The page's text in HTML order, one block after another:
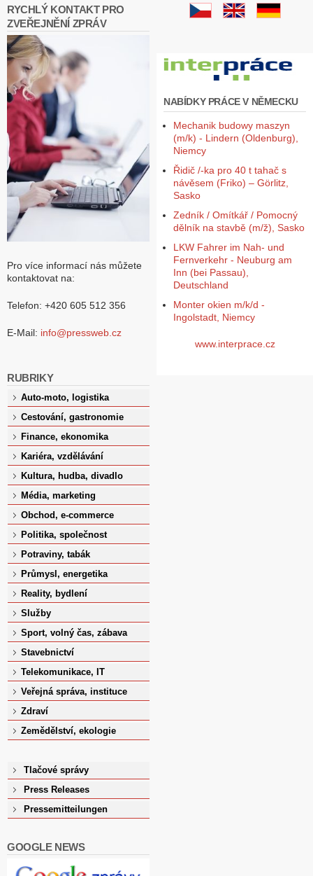
ž
i
t
ú
č
e
t
RYCHLÝ KONTAKT PRO
ZVEŘEJNĚNÍ ZPRÁV
Pro více informací nás můžete
kontaktovat na:
Telefon: +420 605 512 356
E-Mail: info@pressweb.cz
RUBRIKY
Auto-moto, logistika
Cestování, gastronomie
Finance, ekonomika
Kariéra, vzdělávání
Kultura, hudba, divadlo
Média, marketing
Obchod, e-commerce
Politika, společnost
Potraviny, tabák
Průmysl, energetika
Reality, bydlení
Služby
Sport, volný čas, zábava
Stavebnictví
Telekomunikace, IT
Veřejná správa, instituce
Zdraví
Zemědělství, ekologie
Tlačové správy
Press Releases
Pressemitteilungen
GOOGLE NEWS
NABÍDKY PRÁCE V NĚMECKU
Mechanik budowy maszyn
(m/k) - Lindern (Oldenburg),
Niemcy
Řidič /-ka pro 40 t tahač s
návěsem (Friko) – Görlitz,
Sasko
Zedník / Omítkář / Pomocný
dělník na stavbě (m/ž), Sasko
LKW Fahrer im Nah- und
Fernverkehr - Neuburg am
Inn (bei Passau),
Deutschland
Monter okien m/k/d -
Ingolstadt, Niemcy
www.interprace.cz